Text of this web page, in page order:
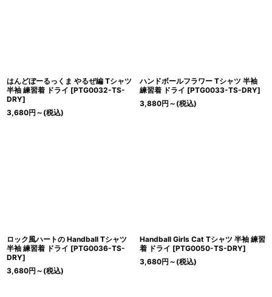
はんどぼーるっくま やるぜ編 Tシャツ
半袖 練習着 ドライ [PTG0032-TS-
DRY]
3,680円 ～ (税込)
ハンドボールフラワー Tシャツ 半袖
練習着 ドライ [PTG0033-TS-DRY]
3,880円 ～ (税込)
ロック風ハートの Handball Tシャツ
半袖 練習着 ドライ [PTG0036-TS-
DRY]
3,680円 ～ (税込)
Handball Girls Cat Tシャツ 半袖 練習
着 ドライ [PTG0050-TS-DRY]
3,680円 ～ (税込)